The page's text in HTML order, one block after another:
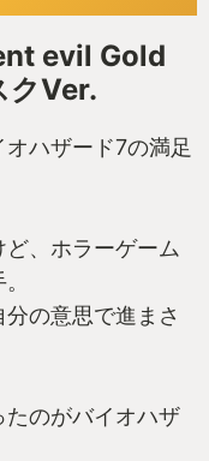
evil Gold
クVer.
ハザード7の満足
、ホラーゲーム
の意思で進まさ
のがバイオハザ